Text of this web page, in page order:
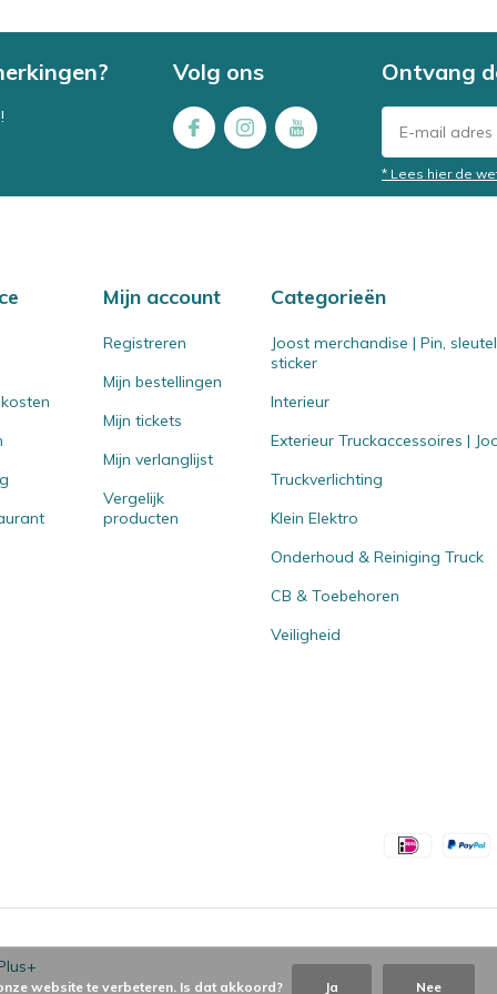
Volg ons Ontvang
* Lees hier de
Mijn account
Registreren
Mijn bestellingen
Mijn tickets
Mijn verlanglijst
Vergelijk
producten
Categorieën
Joost merchandise | Pin,
sticker
Interieur
Exterieur Truckaccessoires |
Truckverlichting
Klein Elektro
Onderhoud & Reiniging Truck
CB & Toebehoren
Veiligheid
website te verbeteren. Is dat akkoord? Ja Nee